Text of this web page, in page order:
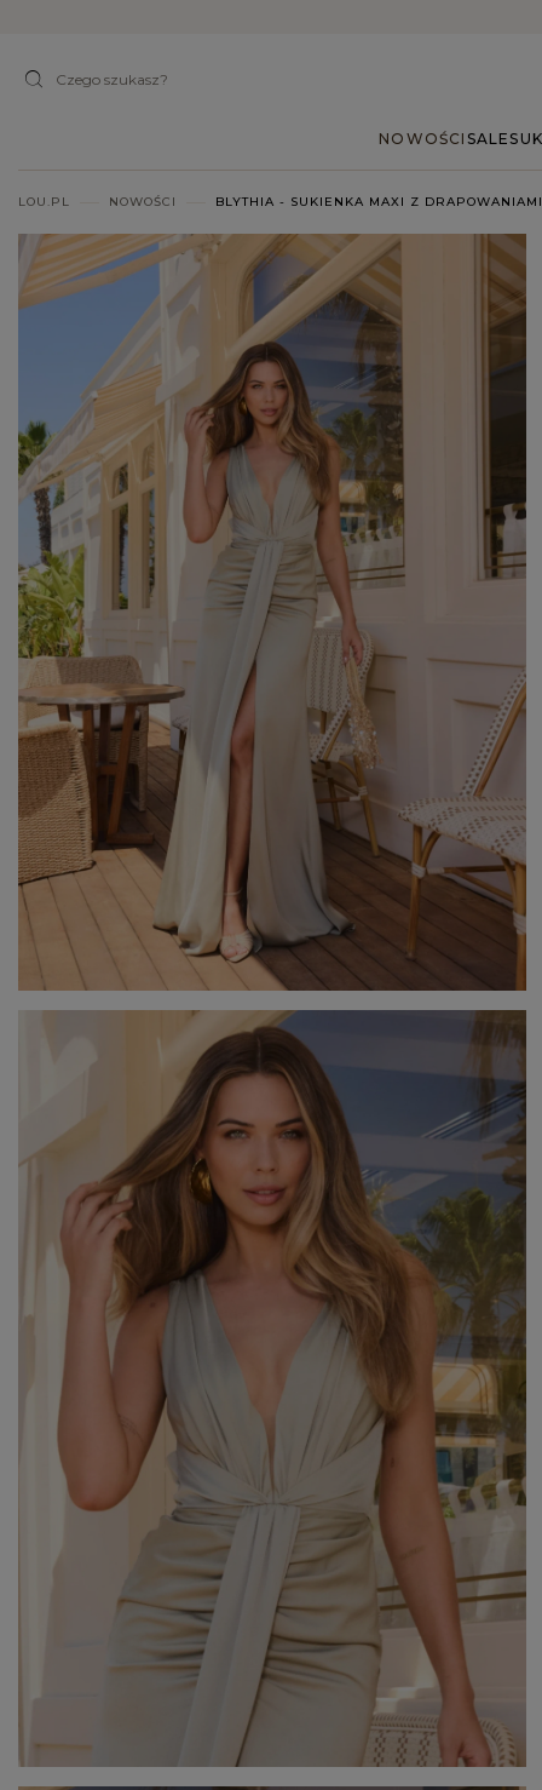
NOWOŚCI SALE
Popularne kategorie
NA WESELE BESTSELLERY ZOBACZ
Okazja
NA CO DZIEŃ
WALENTYNKI
STUDNIÓWKA
SYLWESTER
KOMUNIA
Styl / Rodzaj
WIECZOROWE
KARNAWAŁOWE
IMPREZOWE
WIZYTOWE
CASUALOWE
KOKTAJLOWE
KORONKOWE
DOPASOWANE
ROZKLOSZOWANE
ASYMETRYCZNE
BIZNESOWE
BOHO
JEANSOWE
DZIANINOWE
Z CEKINAMI
DLA KOBIET W CIĄŻY
ZOBACZ WSZYSTKIE ODKRYJ NOWOŚCI
LOU.PL NOWOŚCI BLYTHIA - SUKIENKA MAXI Z